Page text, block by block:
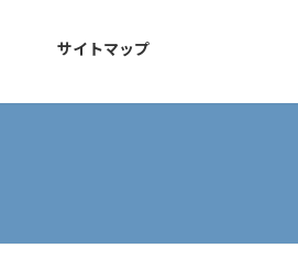
サイトマップ